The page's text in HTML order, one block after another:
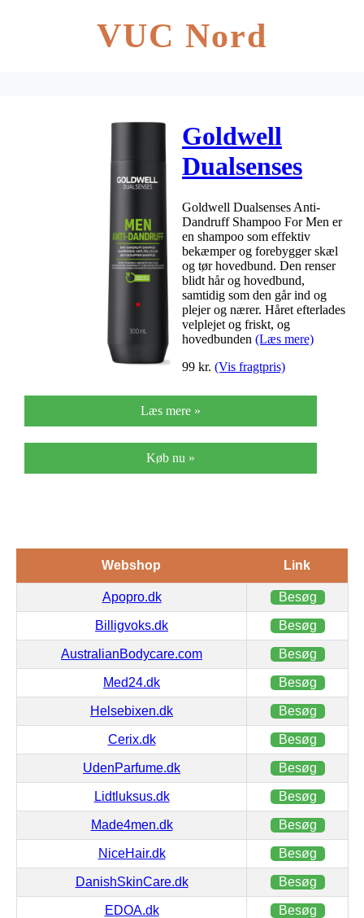
VUC Nord
Goldwell
Dualsenses
Anti-Dandruff
Shampoo For
Men 300 ml
Goldwell Dualsenses Anti-
Dandruff Shampoo For Men er
en shampoo som effektiv
bekæmper og forebygger skæl
og tør hovedbund. Den renser
blidt hår og hovedbund,
samtidig som den går ind og
plejer og nærer. Håret efterlades
velplejet og friskt, og
hovedbunden (Læs mere)
99 kr. (Vis fragtpris)
Læs mere »
Køb nu »
Webshop Link
Apopro.dk Besøg
Billigvoks.dk Besøg
AustralianBodycare.com Besøg
Med24.dk Besøg
Helsebixen.dk Besøg
Cerix.dk Besøg
UdenParfume.dk Besøg
Lidtluksus.dk Besøg
Made4men.dk Besøg
NiceHair.dk Besøg
DanishSkinCare.dk Besøg
EDOA.dk Besøg